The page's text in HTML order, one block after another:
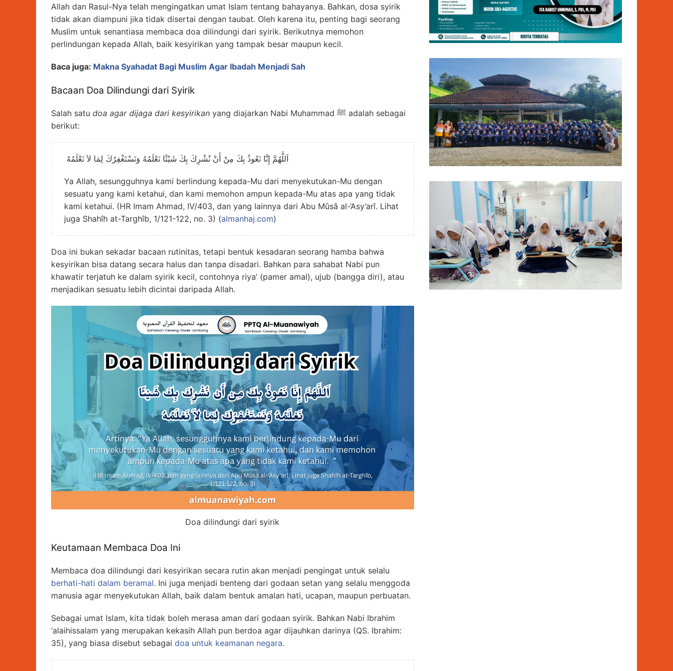
Allah dan Rasul-Nya telah mengingatkan umat Islam tentang bahayanya. Bahkan, dosa syirik
tidak akan diampuni jika tidak disertai dengan taubat. Oleh karena itu, penting bagi seorang
Muslim untuk senantiasa membaca doa dilindungi dari syirik. Berikutnya memohon
perlindungan kepada Allah, baik kesyirikan yang tampak besar maupun kecil.
Baca juga: Makna Syahadat Bagi Muslim Agar Ibadah Menjadi Sah
Bacaan Doa Dilindungi dari Syirik
Salah satu doa agar dijaga dari kesyirikan yang diajarkan Nabi Muhammad ﷺ adalah sebagai
berikut:
اَللَّهُمَّ إِنَّا نَعُوذُ بِكَ مِنْ أَنْ نُشْرِكَ بِكَ شَيْئًا نَعْلَمُهُ وَنَسْتَغْفِرُكَ لِمَا لاَ نَعْلَمُهُ
Ya Allah, sesungguhnya kami berlindung kepada-Mu dari menyekutukan-Mu dengan
sesuatu yang kami ketahui, dan kami memohon ampun kepada-Mu atas apa yang tidak
kami ketahui. (HR Imam Ahmad, IV/403, dan yang lainnya dari Abu Mûsâ al-‘Asy’arî. Lihat
juga Shahîh at-Targhîb, 1/121-122, no. 3) (almanhaj.com)
Doa ini bukan sekadar bacaan rutinitas, tetapi bentuk kesadaran seorang hamba bahwa
kesyirikan bisa datang secara halus dan tanpa disadari. Bahkan para sahabat Nabi pun
khawatir terjatuh ke dalam syirik kecil, contohnya riya’ (pamer amal), ujub (bangga diri), atau
menjadikan sesuatu lebih dicintai daripada Allah.
Doa dilindungi dari syirik
Keutamaan Membaca Doa Ini
Membaca doa dilindungi dari kesyirikan secara rutin akan menjadi pengingat untuk selalu
berhati-hati dalam beramal. Ini juga menjadi benteng dari godaan setan yang selalu menggoda
manusia agar menyekutukan Allah, baik dalam bentuk amalan hati, ucapan, maupun perbuatan.
Sebagai umat Islam, kita tidak boleh merasa aman dari godaan syirik. Bahkan Nabi Ibrahim
‘alaihissalam yang merupakan kekasih Allah pun berdoa agar dijauhkan darinya (QS. Ibrahim:
35), yang biasa disebut sebagai doa untuk keamanan negara.